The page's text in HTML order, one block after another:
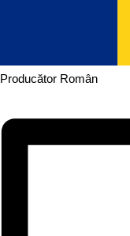
Producător Român